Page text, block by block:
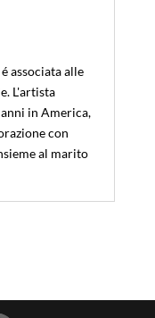
associata alle
L'artista
in America,
con
al marito